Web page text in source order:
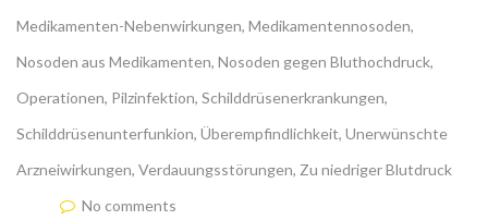
Medikamenten-Nebenwirkungen, Medikamentennosoden,
Nosoden aus Medikamenten, Nosoden gegen Bluthochdruck,
Operationen, Pilzinfektion, Schilddrüsenerkrankungen,
Schilddrüsenunterfunkion, Überempfindlichkeit, Unerwünschte
Arzneiwirkungen, Verdauungsstörungen, Zu niedriger Blutdruck
No comments